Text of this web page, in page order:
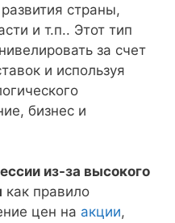
страны,
и т.п.. Этот тип
за счет
и используя
бизнес и
из-за высокого
как правило
цен на акции,